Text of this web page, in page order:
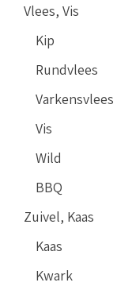
Vlees, Vis
Kip
Rundvlees
Varkensvlees
Vis
Wild
BBQ
Zuivel, Kaas
Kaas
Kwark